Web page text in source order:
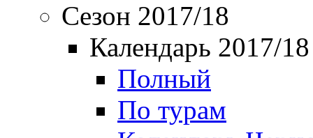
Сезон 2017/18
Календарь 2017/18
Полный
По турам